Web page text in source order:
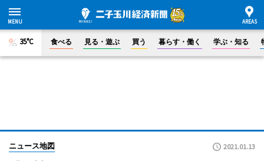
35°C 食べる 見る・遊ぶ 買う 暮らす・働く 学ぶ・知る
ニュース地図 2021.01.13